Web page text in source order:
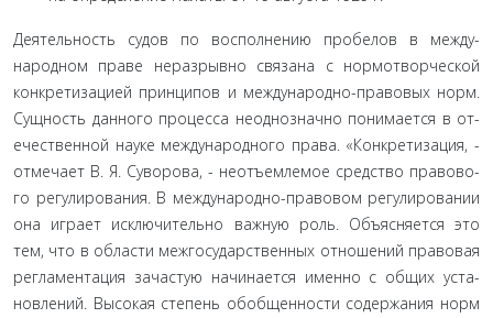
Деятельность судов по восполнению пробелов в между­
народном праве неразрывно связана с нормотворческой
кон­кретизацией принципов и международно-правовых норм.
Сущность данного процесса неоднозначно понимается в от­
ечественной науке международного права. «Конкретизация, -
отмечает В. Я. Суворова, - неотъемлемое средство правово­
го регулирования. В международно-правовом регулировании
она играет исключительно важную роль. Объясняется это
тем, что в области межгосударственных отношений правовая
регламентация зачастую начинается именно с общих уста­
новлений. Высокая степень обобщенности содержания норм